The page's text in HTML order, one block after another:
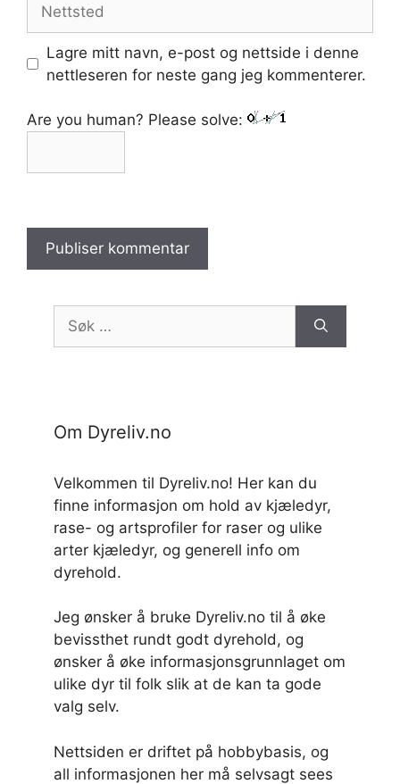
Lagre mitt navn, e-post og nettside i denne
nettleseren for neste gang jeg kommenterer.
Are you human? Please solve:
etter:
Om Dyreliv.no
Velkommen til Dyreliv.no! Her kan du
finne informasjon om hold av kjæledyr,
rase- og artsprofiler for raser og ulike
arter kjæledyr, og generell info om
dyrehold.
Jeg ønsker å bruke Dyreliv.no til å øke
bevissthet rundt godt dyrehold, og
ønsker å øke informasjonsgrunnlaget om
ulike dyr til folk slik at de kan ta gode
valg selv.
Nettsiden er driftet på hobbybasis, og
all informasjonen her må selvsagt sees